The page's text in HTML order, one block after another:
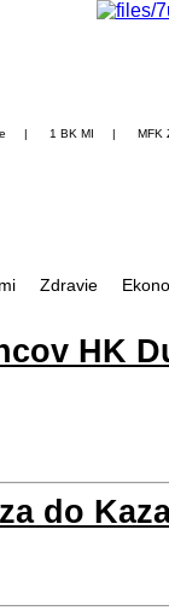
| 1 BK MI | MFK
Zdravie
HK
do